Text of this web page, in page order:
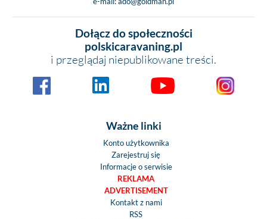
Dołącz do społeczności
polskicaravaning.pl
i przeglądaj niepublikowane treści.
Ważne linki
Konto użytkownika
Zarejestruj się
Informacje o serwisie
REKLAMA
ADVERTISEMENT
Kontakt z nami
RSS